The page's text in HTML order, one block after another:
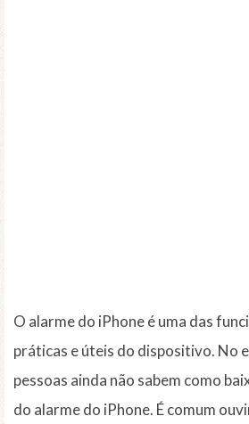
O alarme do iPhone é uma das
práticas e úteis do dispositivo. No
pessoas ainda não sabem como
do alarme do iPhone. É comum